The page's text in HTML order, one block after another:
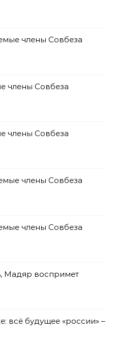
члены Совбеза
члены Совбеза
члены Совбеза
члены Совбеза
члены Совбеза
Мадяр воспримет
всё будущее «россии» –